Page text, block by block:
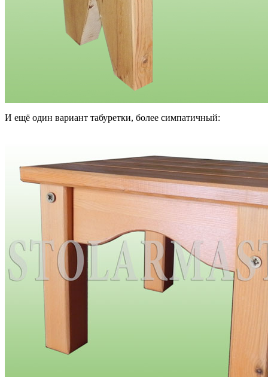
И ещё один вариант табуретки, более симпатичный: